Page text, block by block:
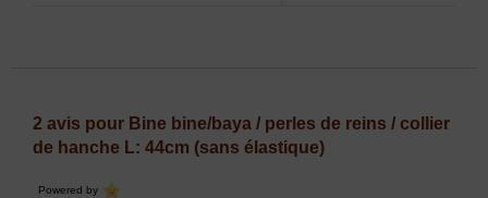
2 avis pour Bine bine/baya / perles de reins / collier
de hanche L: 44cm (sans élastique)
Powered by